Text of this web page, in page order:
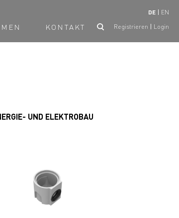
DE EN
KONTAKT Registrieren Login
UND ELEKTROBAU